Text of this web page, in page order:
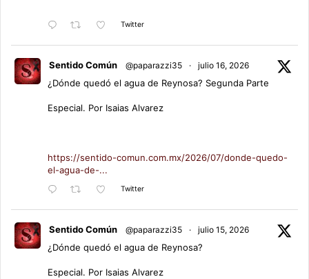
Twitter
Sentido Común @paparazzi35 · julio 16, 2026
¿Dónde quedó el agua de Reynosa? Segunda Parte
Especial. Por Isaias Alvarez
https://sentido-comun.com.mx/2026/07/donde-quedo-
el-agua-de-...
Twitter
Sentido Común @paparazzi35 · julio 15, 2026
¿Dónde quedó el agua de Reynosa?
Especial. Por Isaias Alvarez